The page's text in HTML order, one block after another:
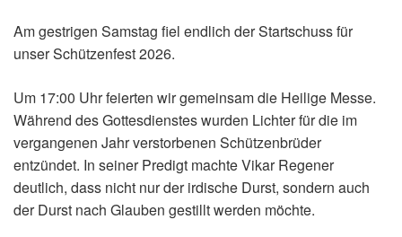
Am gestrigen Samstag fiel endlich der Startschuss für
unser Schützenfest 2026.
Um 17:00 Uhr feierten wir gemeinsam die Heilige Messe.
Während des Gottesdienstes wurden Lichter für die im
vergangenen Jahr verstorbenen Schützenbrüder
entzündet. In seiner Predigt machte Vikar Regener
deutlich, dass nicht nur der irdische Durst, sondern auch
der Durst nach Glauben gestillt werden möchte.